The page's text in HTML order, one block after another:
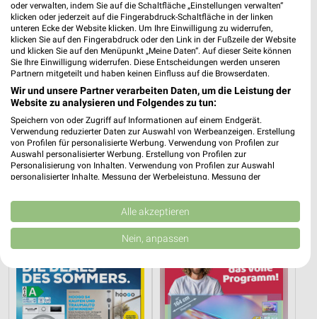
537,13 km
media@home Grees
Ehmannstr. 1
89081 Ulm
513,63 km
Elektromärkte Angebote für Bad Saulgau und
Umgebung
EURONICS ElectronicPartner
oder verwalten, indem Sie auf die Schaltfläche „Einstellungen verwalten“
klicken oder jederzeit auf die Fingerabdruck-Schaltfläche in der linken
unteren Ecke der Website klicken. Um Ihre Einwilligung zu widerrufen,
klicken Sie auf den Fingerabdruck oder den Link in der Fußzeile der Website
und klicken Sie auf den Menüpunkt „Meine Daten“. Auf dieser Seite können
Sie Ihre Einwilligung widerrufen. Diese Entscheidungen werden unseren
Partnern mitgeteilt und haben keinen Einfluss auf die Browserdaten.
Wir und unsere Partner verarbeiten Daten, um die Leistung der
Website zu analysieren und Folgendes zu tun:
Speichern von oder Zugriff auf Informationen auf einem Endgerät.
Verwendung reduzierter Daten zur Auswahl von Werbeanzeigen. Erstellung
von Profilen für personalisierte Werbung. Verwendung von Profilen zur
Auswahl personalisierter Werbung. Erstellung von Profilen zur
Personalisierung von Inhalten. Verwendung von Profilen zur Auswahl
personalisierter Inhalte. Messung der Werbeleistung. Messung der
Kombinationen von Daten aus verschiedenen Quellen. Entwicklung und
Verbesserung der Angebote. Verwendung reduzierter Daten zur Auswahl
von Inhalten.
Daten können außerhalb der Europäischen Union weitergegeben und in die
Website/App.
Partnerliste anzeigen (1 IAB-Anbieter)
Wir nutzen Ihre Daten für folgende Zwecke:
Alle akzeptieren
Nein, anpassen